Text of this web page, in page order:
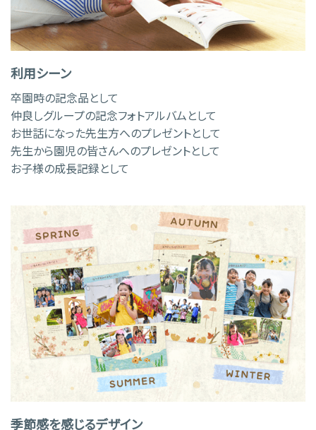
利用シーン
卒園時の記念品として
仲良しグループの記念フォトアルバムとして
お世話になった先生方へのプレゼントとして
先生から園児の皆さんへのプレゼントとして
お子様の成長記録として
季節感を感じるデザイン